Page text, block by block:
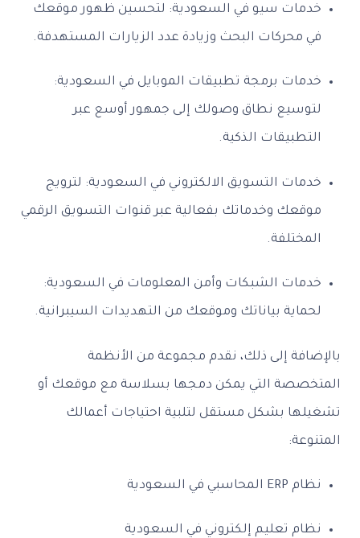
خدمات سيو في السعودية: لتحسين ظهور موقعك
في محركات البحث وزيادة عدد الزيارات المستهدفة.
خدمات برمجة تطبيقات الموبايل في السعودية:
لتوسيع نطاق وصولك إلى جمهور أوسع عبر
التطبيقات الذكية.
خدمات التسويق الالكتروني في السعودية: لترويج
موقعك وخدماتك بفعالية عبر قنوات التسويق الرقمي
المختلفة.
خدمات الشبكات وأمن المعلومات في السعودية:
لحماية بياناتك وموقعك من التهديدات السيبرانية.
بالإضافة إلى ذلك، نقدم مجموعة من الأنظمة
المتخصصة التي يمكن دمجها بسلاسة مع موقعك أو
تشغيلها بشكل مستقل لتلبية احتياجات أعمالك
المتنوعة:
نظام ERP المحاسبي في السعودية
نظام تعليم إلكتروني في السعودية